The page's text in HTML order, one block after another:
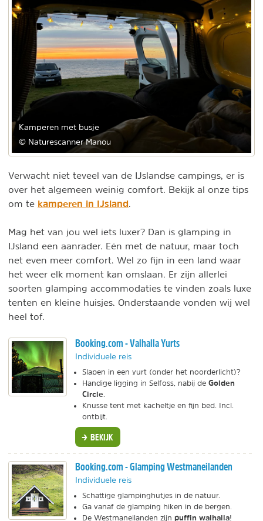
Kamperen met busje
© Naturescanner Manou
Verwacht niet teveel van de IJslandse campings, er is
over het algemeen weinig comfort. Bekijk al onze tips
om te kamperen in IJsland.
Mag het van jou wel iets luxer? Dan is glamping in
IJsland een aanrader. Eén met de natuur, maar toch
net even meer comfort. Wel zo fijn in een land waar
het weer elk moment kan omslaan. Er zijn allerlei
soorten glamping accommodaties te vinden zoals luxe
tenten en kleine huisjes. Onderstaande vonden wij wel
heel tof.
Booking.com - Valhalla Yurts
Individuele reis
Slapen in een yurt (onder het noorderlicht)?
Handige ligging in Selfoss, nabij de Golden
Circle
Knusse tent met kacheltje en fijn bed. Incl.
ontbijt.
BEKIJK
Booking.com - Glamping Westmaneilanden
Individuele reis
Schattige glampinghutjes in de natuur.
Ga vanaf de glamping hiken in de bergen.
De Westmaneilanden zijn puffin walhalla!